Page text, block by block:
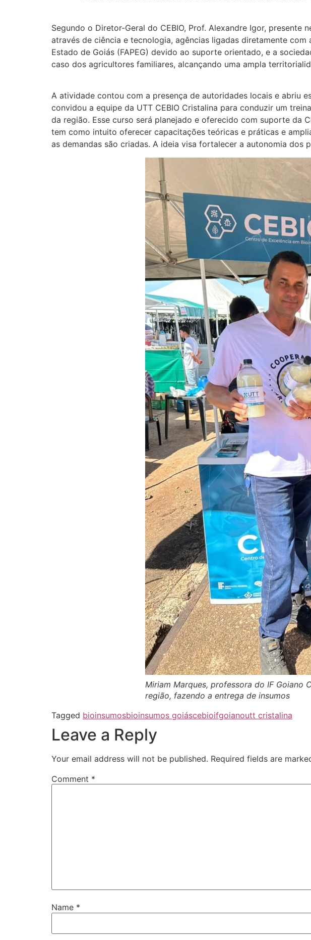
Segundo o Diretor-Geral do CEBIO, Prof. Alexandre Igor, presente
através de ciência e tecnologia, agências ligadas diretamente
Estado de Goiás (FAPEG) devido ao suporte orientado, e a
caso dos agricultores familiares, alcançando uma ampla
A atividade contou com a presença de autoridades locais e abriu
convidou a equipe da UTT CEBIO Cristalina para conduzir um
da região. Esse curso será planejado e oferecido com suporte da
tem como intuito oferecer capacitações teóricas e práticas e
as demandas são criadas. A ideia visa fortalecer a autonomia dos
Miriam Marques, professora do IF Goiano
região, fazendo a entrega de insumos
Tagged bioinsumosbioinsumos goiáscebioifgoianoutt cristalina
Leave a Reply
Your email address will not be published. Required fields are
Comment *
Name *